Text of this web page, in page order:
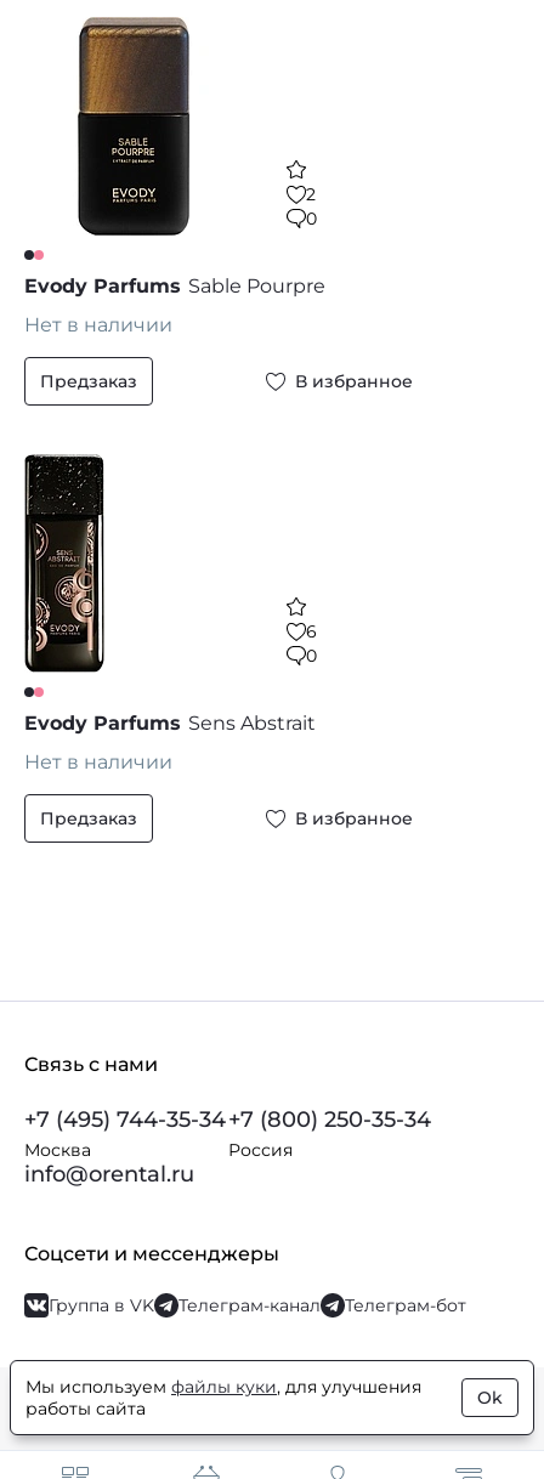
2
0
Evody Parfums Sable Pourpre
Нет в наличии
Предзаказ В избранное
6
0
Evody Parfums Sens Abstrait
Нет в наличии
Предзаказ В избранное
Связь с нами
+7 (495) 744-35-34
Москва
+7 (800) 250-35-34
Россия
info@orental.ru
Соцсети и мессенджеры
Группа в VK Телеграм-канал Телеграм-бот
© Orental.ru 2007–2026Интернет-магазин парфюмерии и
косметики
Мы используем файлы куки, для улучшения
работы сайта
Ok